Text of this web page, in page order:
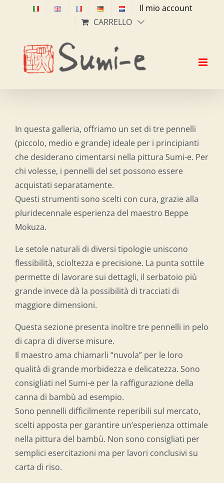
Il mio account
CARRELLO
In questa galleria, offriamo un set di tre pennelli
(piccolo, medio e grande) ideale per i principianti
che desiderano cimentarsi nella pittura Sumi-e. Per
chi volesse, i pennelli del set possono essere
acquistati separatamente.
Questi strumenti sono scelti con cura, grazie alla
pluridecennale esperienza del maestro Beppe
Mokuza.
Le setole naturali di diversi tipologie uniscono
flessibilità, scioltezza e precisione. La punta sottile
permette di lavorare sui dettagli, il serbatoio più
grande invece dà la possibilità di tracciati di
maggiore dimensioni.
Questa sezione presenta inoltre tre pennelli in pelo
di capra di diverse misure.
Il maestro ama chiamarli “nuvola” per le loro
qualità di grande morbidezza e delicatezza. Sono
consigliati nel Sumi-e per la raffigurazione della
canna di bambù ad esempio.
Sono pennelli difficilmente reperibili sul mercato,
scelti apposta per garantire un’esperienza ottimale
nella pittura del bambù. Non sono consigliati per
semplici esercitazioni ma per lavori conclusivi su
carta di riso.